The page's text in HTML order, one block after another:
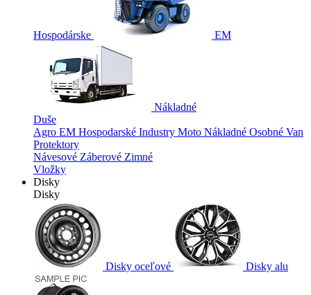
Hospodárske EM
Nákladné
Duše
Agro EM Hospodarské Industry Moto Nákladné Osobné Van
Protektory
Návesové Záberové Zimné
Vložky
Disky
Disky
Disky oceľové Disky alu